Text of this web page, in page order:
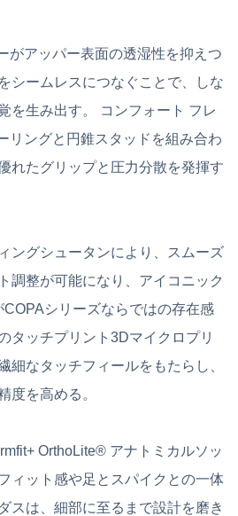
がアッパー表面の透湿性を抑えつ
シームレスにつなぐことで、しな
を生み出す。 コンフォート フレ
リングと円錐スタッドを組み合わ
れたグリップと圧力分散を発揮す
ングシュータンにより、スムーズ
調整が可能になり、アイコニック
シリーズならではの存在感
タッチプリント3Dマイクロプリ
細なタッチフィールをもたらし、
度を高める。
OrthoLite® アナトミカルソッ
ィット感や足とスパイクとの一体
スは、細部に至るまで設計を磨き